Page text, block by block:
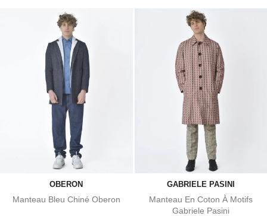
OBERON
Manteau Bleu Chiné Oberon
GABRIELE PASINI
Manteau En Coton À Motifs
Gabriele Pasini